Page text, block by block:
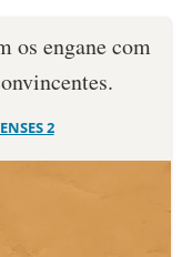
os engane com
2